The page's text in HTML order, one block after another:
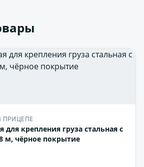
ПРИЦЕПЕ
для крепления груза стальная с
м, чёрное покрытие